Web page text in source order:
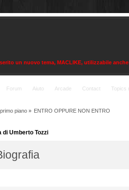
un nuovo tema, MACLIKE, utilizzabile
Forum Aiuto Arcade Contact Topics
primo piano » ENTRO OPPURE NON ENTRO
di Umberto Tozzi